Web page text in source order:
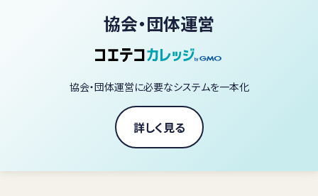
演奏そのものを成立させている前提から見直します。
鍵盤にどう触れるか。
身体をどう支えるか。
リズムをどう感じるか。
音をどう聴き、どう響かせるか。
協会・団体運営
協会・団体運営に必要なシステムを一本化
詳しく見る